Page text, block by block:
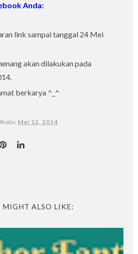
Anda:
link sampai tanggal 24 Mei
akan dilakukan pada
berkarya ^_^
Mei 12, 2014
MIGHT ALSO LIKE: